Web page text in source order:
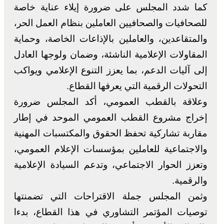
كما شدد المجلس على ضرورة إيلاء عناية خاصة
للصحافيات والصحافيين العاملين بنظام العمل الحر،
والمتقاعدين، والعاملين بالإذاعات الخاصة، وحماية
المقاولات الإعلامية الناشئة، وضمان ولوجها العادل
إلى آليات الدعم، بما يعزز التنوع الإعلامي ويواكب
التحولات الرقمية التي يعرفها القطاع.
وعلاقة بالقطب العمومي، أكد المجلس ضرورة
إخراج مشروع القطب العمومي الموحد في إطار
مقاربة تشاركية تحفظ الحقوق والمكتسبات المهنية
والاجتماعية للعاملين بمؤسسات الإعلام العمومي،
وتعزز الحوار الاجتماعي، وتدعم السيادة الإعلامية
والرقمية.
وثمن المجلس جملة الاقتراحات التي تضمنتها
توصيات المؤتمر التشاوري في هذا القطاع، بدءا